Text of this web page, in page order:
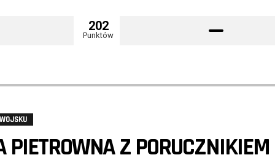
202
Punktów
PIETROWNA Z PORUCZNIKIEM